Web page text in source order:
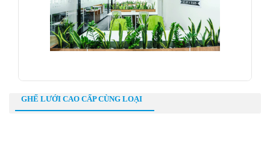
GHẾ LƯỚI CAO CẤP CÙNG LOẠI